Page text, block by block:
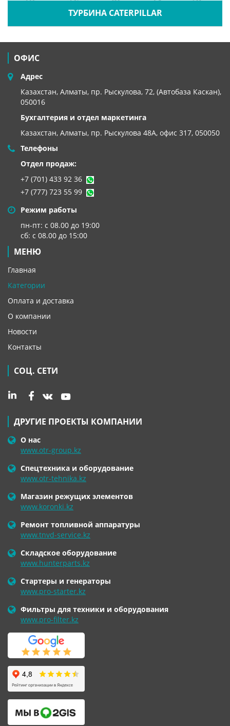
ТУРБИНА CATERPILLAR
ОФИС
Адрес
Казахстан, Алматы, пр. Рыскулова, 72, (Автобаза Каскан),
050016
Бухгалтерия и отдел маркетинга
Казахстан, Алматы, пр. Рыскулова 48А, офис 317, 050050
Телефоны
Отдел продаж:
+7 (701) 433 92 36
+7 (777) 723 55 99
Режим работы
пн-пт: с 08.00 до 19:00
сб: с 08.00 до 15:00
МЕНЮ
Главная
Категории
Оплата и доставка
О компании
Новости
Контакты
СОЦ. СЕТИ
ДРУГИЕ ПРОЕКТЫ КОМПАНИИ
О нас
www.otr-group.kz
Спецтехника и оборудование
www.otr-tehnika.kz
Магазин режущих элементов
www.koronki.kz
Ремонт топливной аппаратуры
www.tnvd-service.kz
Складское оборудование
www.hunterparts.kz
Стартеры и генераторы
www.pro-starter.kz
Фильтры для техники и оборудования
www.pro-filter.kz